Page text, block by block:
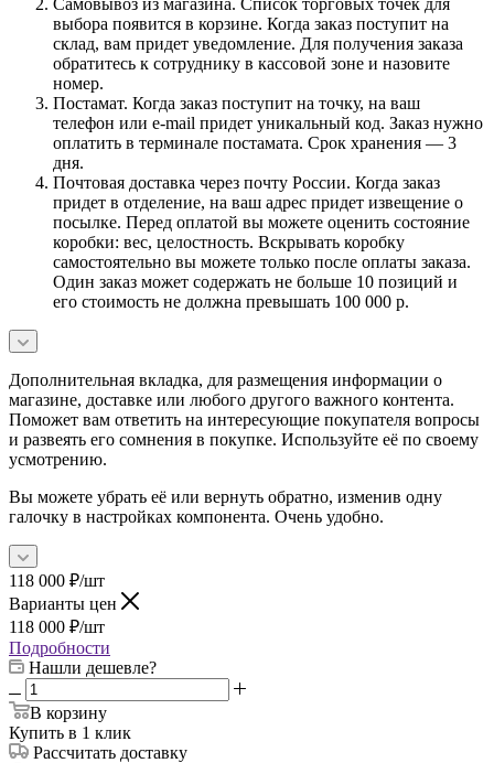
выбора появится в корзине. Когда заказ поступит на
склад, вам придет уведомление. Для получения заказа
обратитесь к сотруднику в кассовой зоне и назовите
номер.
Постамат. Когда заказ поступит на точку, на ваш
телефон или e-mail придет уникальный код. Заказ нужно
оплатить в терминале постамата. Срок хранения — 3
дня.
Почтовая доставка через почту России. Когда заказ
придет в отделение, на ваш адрес придет извещение о
посылке. Перед оплатой вы можете оценить состояние
коробки: вес, целостность. Вскрывать коробку
самостоятельно вы можете только после оплаты заказа.
Один заказ может содержать не больше 10 позиций и
его стоимость не должна превышать 100 000 р.
Дополнительная вкладка, для размещения информации о
магазине, доставке или любого другого важного контента.
Поможет вам ответить на интересующие покупателя вопросы
и развеять его сомнения в покупке. Используйте её по своему
усмотрению.
Вы можете убрать её или вернуть обратно, изменив одну
галочку в настройках компонента. Очень удобно.
118 000 ₽/шт
Варианты цен
118 000 ₽/шт
Подробности
Нашли дешевле?
В корзину
Купить в 1 клик
Рассчитать доставку